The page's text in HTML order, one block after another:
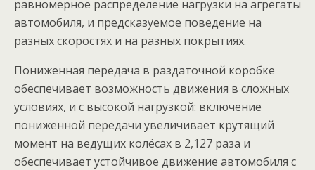
равномерное распределение нагрузки на агрегаты
автомобиля, и предсказуемое поведение на
разных скоростях и на разных покрытиях.
Пониженная передача в раздаточной коробке
обеспечивает возможность движения в сложных
условиях, и с высокой нагрузкой: включение
пониженной передачи увеличивает крутящий
момент на ведущих колёсах в 2,127 раза и
обеспечивает устойчивое движение автомобиля с